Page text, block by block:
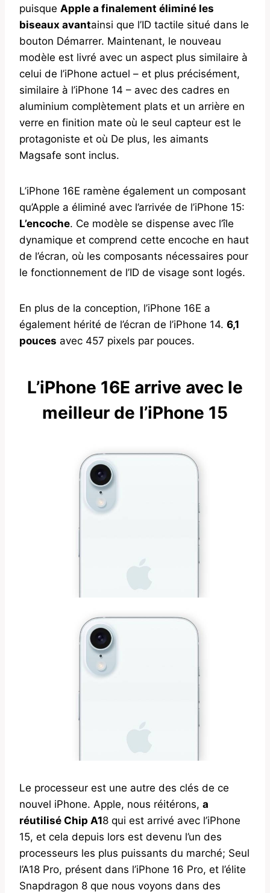
puisque Apple a finalement éliminé les
biseaux avantainsi que l’ID tactile situé dans le
bouton Démarrer. Maintenant, le nouveau
modèle est livré avec un aspect plus similaire à
celui de l’iPhone actuel – et plus précisément,
similaire à l’iPhone 14 – avec des cadres en
aluminium complètement plats et un arrière en
verre en finition mate où le seul capteur est le
protagoniste et où De plus, les aimants
Magsafe sont inclus.
L’iPhone 16E ramène également un composant
qu’Apple a éliminé avec l’arrivée de l’iPhone 15:
L’encoche. Ce modèle se dispense avec l’île
dynamique et comprend cette encoche en haut
de l’écran, où les composants nécessaires pour
le fonctionnement de l’ID de visage sont logés.
En plus de la conception, l’iPhone 16E a
également hérité de l’écran de l’iPhone 14. 6,1
pouces avec 457 pixels par pouces.
L’iPhone 16E arrive avec le
meilleur de l’iPhone 15
Le processeur est une autre des clés de ce
nouvel iPhone. Apple, nous réitérons, a
réutilisé Chip A18 qui est arrivé avec l’iPhone
15, et cela depuis lors est devenu l’un des
processeurs les plus puissants du marché; Seul
l’A18 Pro, présent dans l’iPhone 16 Pro, et l’élite
Snapdragon 8 que nous voyons dans des